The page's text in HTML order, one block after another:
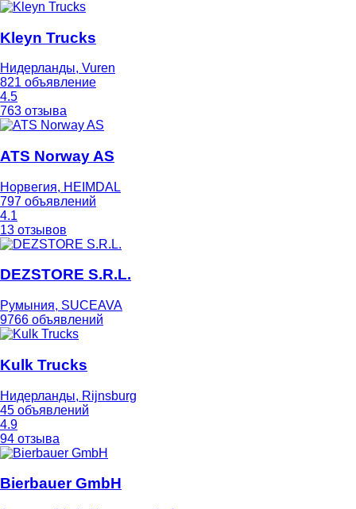
Kleyn Trucks
Нидерланды, Vuren
821 объявление
4.5
763 отзыва
ATS Norway AS
Норвегия, HEIMDAL
797 объявлений
4.1
13 отзывов
DEZSTORE S.R.L.
Румыния, SUCEAVA
9766 объявлений
Kulk Trucks
Нидерланды, Rijnsburg
45 объявлений
4.9
94 отзыва
Bierbauer GmbH